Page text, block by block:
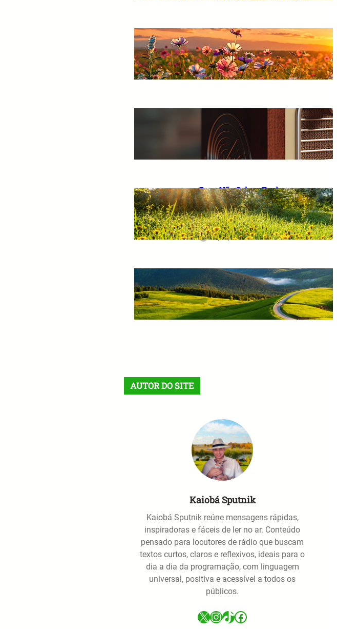
Não Tenha Medo de Espíritos:
A Vida Continua Muito Além
da Matéria
10/07/2026
A Importância de Falar
Palavras Positivas e Acreditar
em um Futuro Melhor
10/07/2026
Deus Não Coloca Fardo
Pesado em Ombros Fracos: O
Verdadeiro Significado das
Provas da Vida
10/07/2026
Corrigir o Passado e Prever o
Futuro: A Sabedoria que
Transforma Destinos
10/07/2026
AUTOR DO SITE
Kaiobá Sputnik
Kaiobá Sputnik reúne mensagens rápidas,
inspiradoras e fáceis de ler no ar. Conteúdo
pensado para locutores de rádio que buscam
textos curtos, claros e reflexivos, ideais para o
dia a dia da programação, com linguagem
universal, positiva e acessível a todos os
públicos.
X InstagramTikTok Facebook